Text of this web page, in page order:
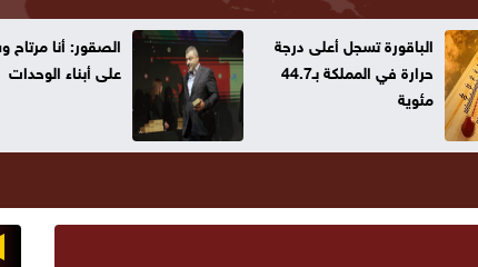
أعلى درجة
حرارة في المملكة بـ44.7
الصقور: أنا مرتاح وسنعتمد
على أبناء الوحدات